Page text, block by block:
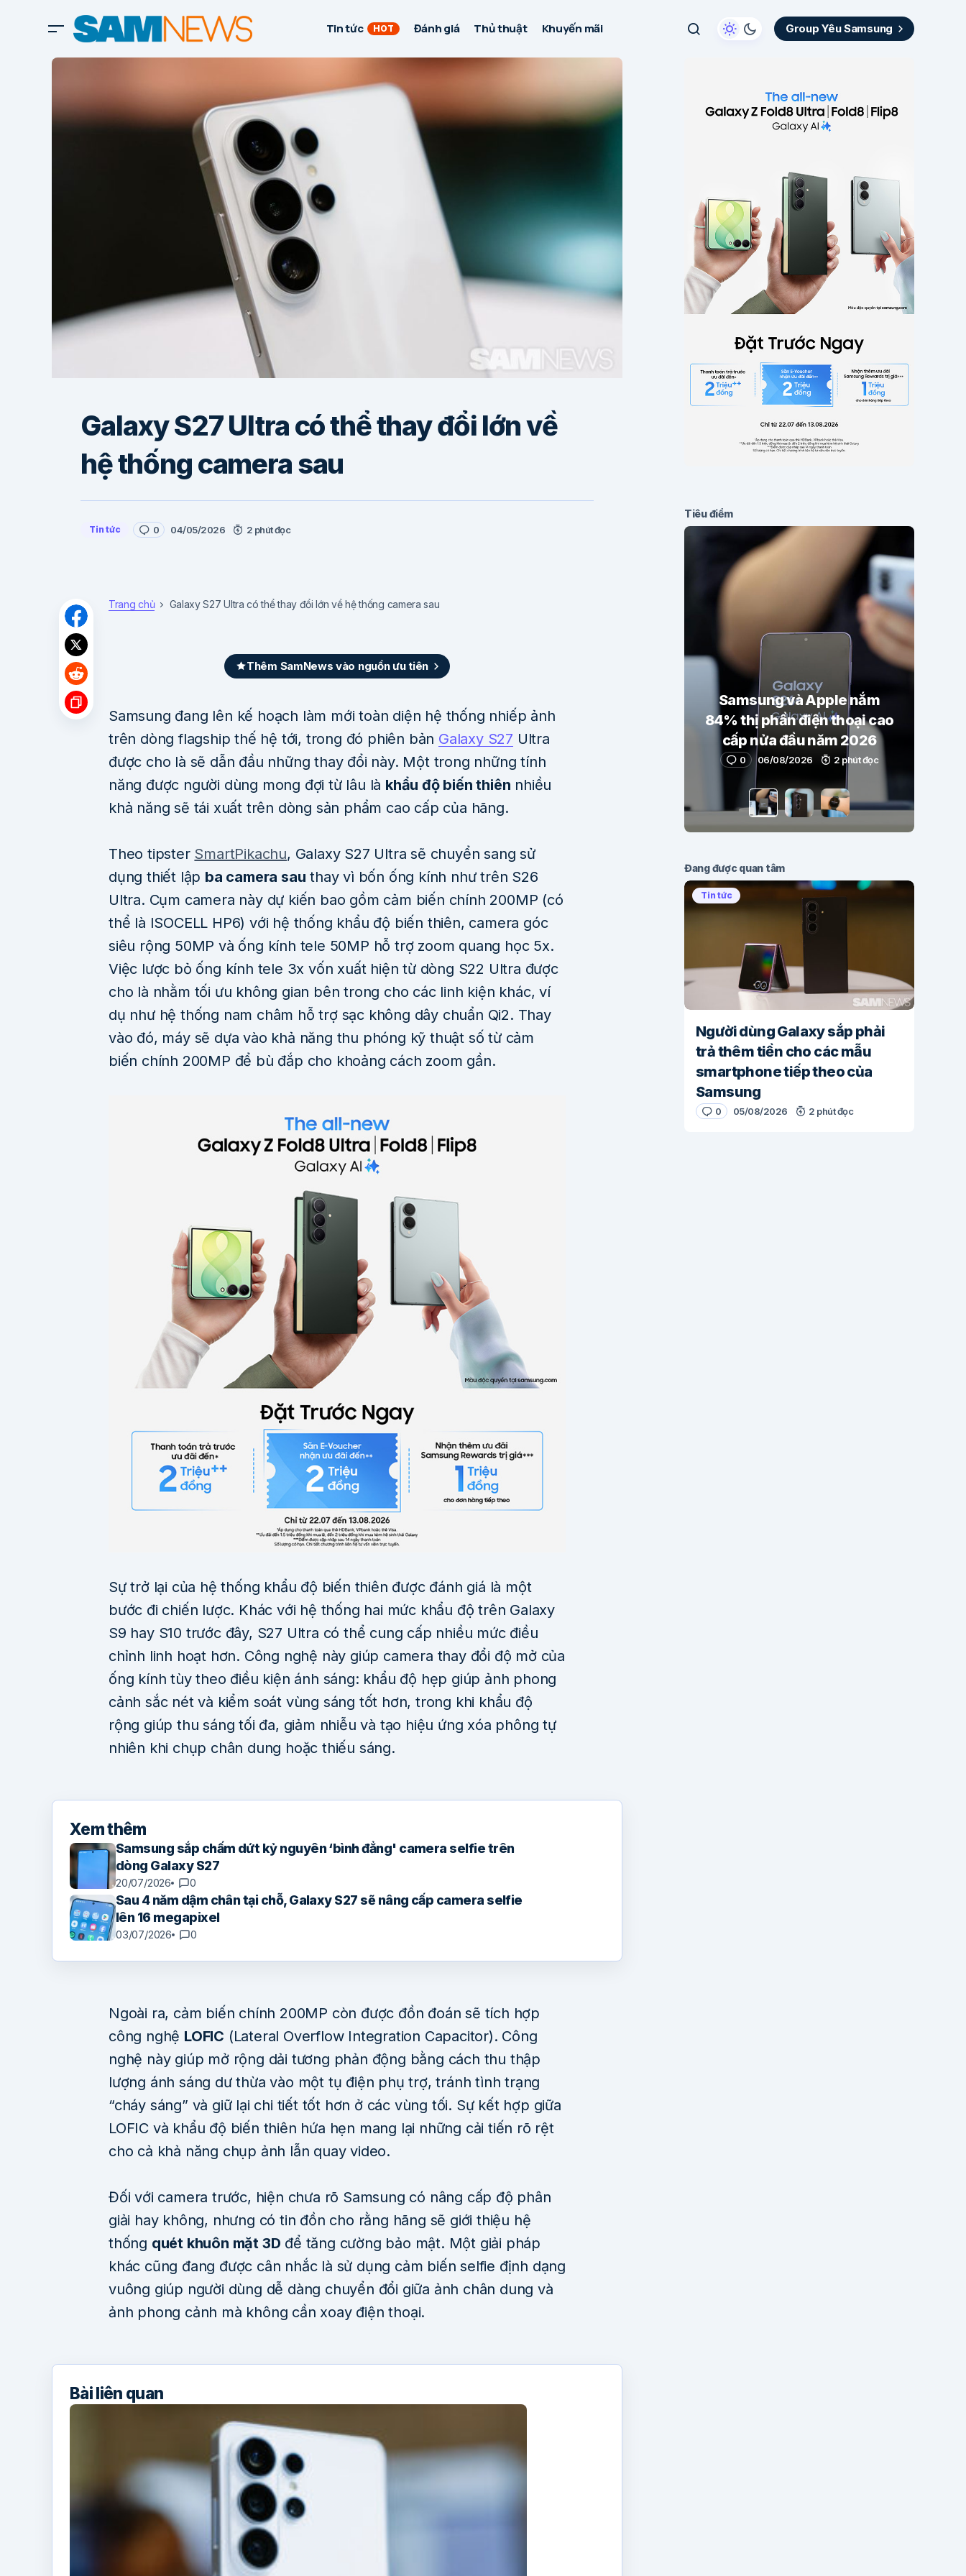
Tin tức HOT Đánh giá Thủ thuật Khuyến mãi Group Yêu Samsung
Galaxy S27 Ultra có thể thay đổi lớn về
hệ thống camera sau
Tin tức 0 04/05/2026 2 phút đọc
Trang chủ Galaxy S27 Ultra có thể thay đổi lớn về hệ thống camera sau
Thêm SamNews vào nguồn ưu tiên
Samsung đang lên kế hoạch làm mới toàn diện hệ thống nhiếp ảnh
trên dòng flagship thế hệ tới, trong đó phiên bản Galaxy S27 Ultra
được cho là sẽ dẫn đầu những thay đổi này. Một trong những tính
năng được người dùng mong đợi từ lâu là khẩu độ biến thiên nhiều
khả năng sẽ tái xuất trên dòng sản phẩm cao cấp của hãng.
Theo tipster SmartPikachu, Galaxy S27 Ultra sẽ chuyển sang sử
dụng thiết lập ba camera sau thay vì bốn ống kính như trên S26
Ultra. Cụm camera này dự kiến bao gồm cảm biến chính 200MP (có
thể là ISOCELL HP6) với hệ thống khẩu độ biến thiên, camera góc
siêu rộng 50MP và ống kính tele 50MP hỗ trợ zoom quang học 5x.
Việc lược bỏ ống kính tele 3x vốn xuất hiện từ dòng S22 Ultra được
cho là nhằm tối ưu không gian bên trong cho các linh kiện khác, ví
dụ như hệ thống nam châm hỗ trợ sạc không dây chuẩn Qi2. Thay
vào đó, máy sẽ dựa vào khả năng thu phóng kỹ thuật số từ cảm
biến chính 200MP để bù đắp cho khoảng cách zoom gần.
Sự trở lại của hệ thống khẩu độ biến thiên được đánh giá là một
bước đi chiến lược. Khác với hệ thống hai mức khẩu độ trên Galaxy
S9 hay S10 trước đây, S27 Ultra có thể cung cấp nhiều mức điều
chỉnh linh hoạt hơn. Công nghệ này giúp camera thay đổi độ mở của
ống kính tùy theo điều kiện ánh sáng: khẩu độ hẹp giúp ảnh phong
cảnh sắc nét và kiểm soát vùng sáng tốt hơn, trong khi khẩu độ
rộng giúp thu sáng tối đa, giảm nhiễu và tạo hiệu ứng xóa phông tự
nhiên khi chụp chân dung hoặc thiếu sáng.
Xem thêm
Samsung sắp chấm dứt kỷ nguyên ‘bình đẳng' camera selfie trên
dòng Galaxy S27
20/07/2026 0
Sau 4 năm dậm chân tại chỗ, Galaxy S27 sẽ nâng cấp camera selfie
lên 16 megapixel
03/07/2026 0
Ngoài ra, cảm biến chính 200MP còn được đồn đoán sẽ tích hợp
công nghệ LOFIC (Lateral Overflow Integration Capacitor). Công
nghệ này giúp mở rộng dải tương phản động bằng cách thu thập
lượng ánh sáng dư thừa vào một tụ điện phụ trợ, tránh tình trạng
“cháy sáng” và giữ lại chi tiết tốt hơn ở các vùng tối. Sự kết hợp giữa
LOFIC và khẩu độ biến thiên hứa hẹn mang lại những cải tiến rõ rệt
cho cả khả năng chụp ảnh lẫn quay video.
Đối với camera trước, hiện chưa rõ Samsung có nâng cấp độ phân
giải hay không, nhưng có tin đồn cho rằng hãng sẽ giới thiệu hệ
thống quét khuôn mặt 3D để tăng cường bảo mật. Một giải pháp
khác cũng đang được cân nhắc là sử dụng cảm biến selfie định dạng
vuông giúp người dùng dễ dàng chuyển đổi giữa ảnh chân dung và
ảnh phong cảnh mà không cần xoay điện thoại.
Bài liên quan
Tiêu điểm
Samsung và Apple nắm
84% thị phần điện thoại cao
cấp nửa đầu năm 2026
0 06/08/2026 2 phút đọc
Đang được quan tâm
Tin tức
Người dùng Galaxy sắp phải
trả thêm tiền cho các mẫu
smartphone tiếp theo của
Samsung
0 05/08/2026 2 phút đọc